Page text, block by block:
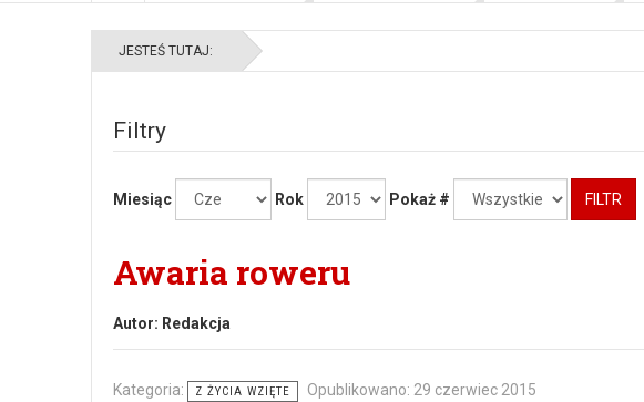
JESTEŚ TUTAJ:
Filtry
Miesiąc Rok Pokaż # FILTR
Awaria roweru
Autor: Redakcja
Kategoria: Z ŻYCIA WZIĘTE
Opublikowano: 29 czerwiec 2015